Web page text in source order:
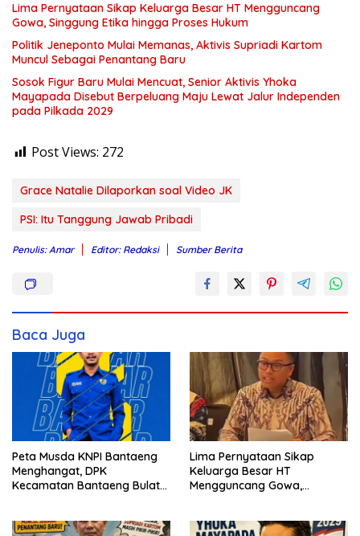
Lima Pernyataan Sikap Keluarga Besar HT Mengguncang
Gowa, Singgung Etika hingga Proses Hukum
Politik Jeneponto Mulai Memanas, Aktivis Supriadi Kartom
Muncul Sebagai Penantang Baru
Sosok Figur Baru Mulai Mencuat, Senior Aktivis Yhoka
Mayapada Disebut Berpeluang Maju Lewat Jalur Independen
pada Pilkada 2029
Post Views: 272
Grace Natalie Dilaporkan soal Video JK
PSI: Itu Tanggung Jawab Pribadi
Penulis: Amar Editor: Redaksi Sumber Berita
Baca Juga
Peta Musda KNPI Bantaeng
Menghangat, DPK
Kecamatan Bantaeng Bulat
Lima Pernyataan Sikap
Keluarga Besar HT
Mengguncang Gowa,